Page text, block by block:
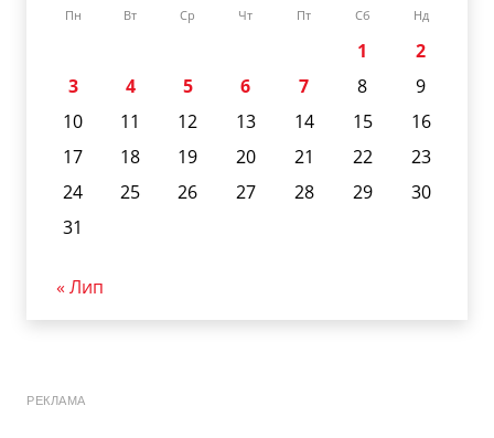
Пн Вт Ср Чт Пт Сб Нд
1
2
3
4 5 6 7 8
9
10
11 12 13 14 15
16
17
18 19 20 21 22
23
24
25 26 27 28 29
30
31
« Лип
РЕКЛАМА